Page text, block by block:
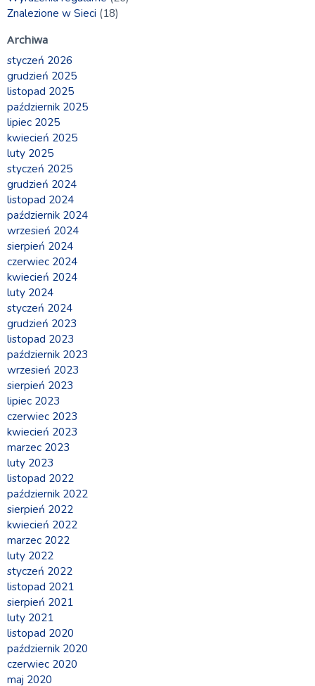
Znalezione w Sieci (18)
Archiwa
styczeń 2026
grudzień 2025
listopad 2025
październik 2025
lipiec 2025
kwiecień 2025
luty 2025
styczeń 2025
grudzień 2024
listopad 2024
październik 2024
wrzesień 2024
sierpień 2024
czerwiec 2024
kwiecień 2024
luty 2024
styczeń 2024
grudzień 2023
listopad 2023
październik 2023
wrzesień 2023
sierpień 2023
lipiec 2023
czerwiec 2023
kwiecień 2023
marzec 2023
luty 2023
listopad 2022
październik 2022
sierpień 2022
kwiecień 2022
marzec 2022
luty 2022
styczeń 2022
listopad 2021
sierpień 2021
luty 2021
listopad 2020
październik 2020
czerwiec 2020
maj 2020